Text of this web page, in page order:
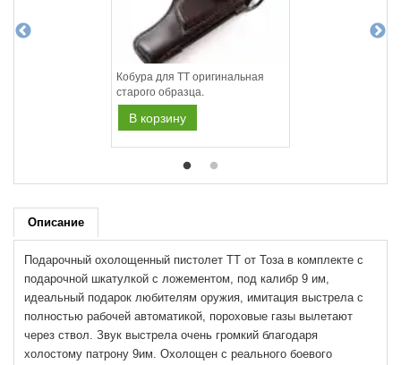
Кобура для ТТ оригинальная
старого образца.
В корзину
Описание
Подарочный охолощенный пистолет ТТ от Тоза в комплекте с
подарочной шкатулкой с ложементом, под калибр 9 им,
идеальный подарок любителям оружия, имитация выстрела с
полностью рабочей автоматикой, пороховые газы вылетают
через ствол. Звук выстрела очень громкий благодаря
холостому патрону 9им. Охолощен с реального боевого